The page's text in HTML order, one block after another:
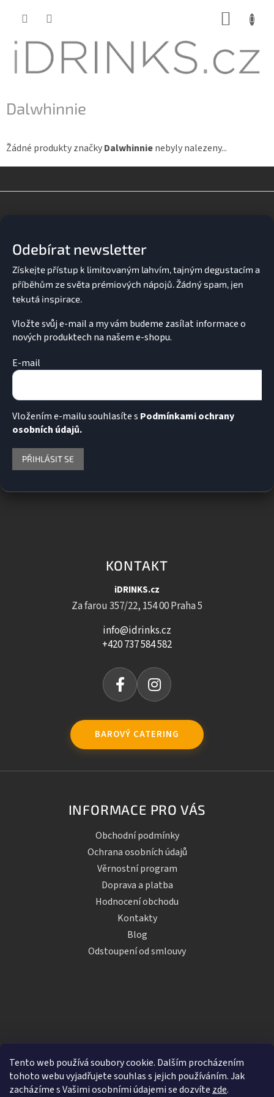
Tento web používá soubory cookie. Dalším procházením
tohoto webu vyjadřujete souhlas s jejich používáním. Jak
zacházíme s Vašimi osobními údajemi se dozvíte zde.
Dalwhinnie
Žádné produkty značkyDalwhinnienebyly nalezeny...
Odebírat newsletter
Vložte svůj e-mail a my vám budeme zasílat informace o
nových produktech na našem e-shopu.
E-mail
Vložením e-mailu souhlasíte s Podmínkami ochrany
osobních údajů.
PŘIHLÁSIT SE
KONTAKT
iDRINKS.cz
Za farou 357/22, 154 00 Praha 5
info@idrinks.cz
+420 737 584 582
BAROVÝ CATERING
INFORMACE PRO VÁS
Obchodní podmínky
Ochrana osobních údajů
Věrnostní program
Doprava a platba
Hodnocení obchodu
Kontakty
Blog
Odstoupení od smlouvy
Vytvořil Shoptet